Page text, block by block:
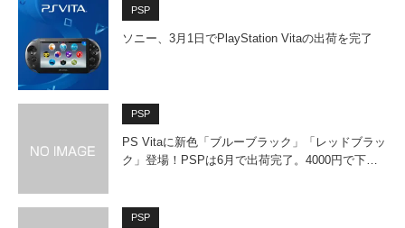
PSP
ソニー、3月1日でPlayStation Vitaの出荷を完了
PSP
PS Vitaに新色「ブルーブラック」「レッドブラッ
ク」登場！PSPは6月で出荷完了。4000円で下…
PSP